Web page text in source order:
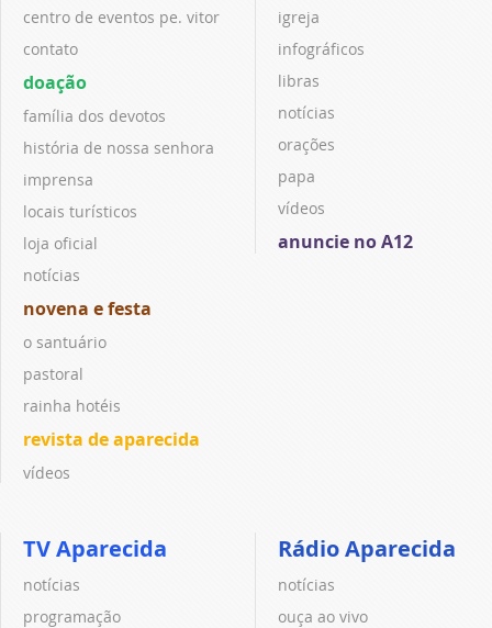
centro de eventos pe. vitor
contato
doação
família dos devotos
história de nossa senhora
imprensa
locais turísticos
loja oficial
notícias
novena e festa
o santuário
pastoral
rainha hotéis
revista de aparecida
vídeos
igreja
infográficos
libras
notícias
orações
papa
vídeos
anuncie no A12
TV Aparecida
notícias
programação
Rádio Aparecida
notícias
ouça ao vivo